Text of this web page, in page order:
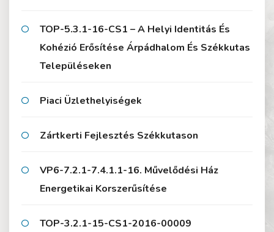
TOP-5.3.1-16-CS1 – A Helyi Identitás És
Kohézió Erősítése Árpádhalom És Székkutas
Településeken
Piaci Üzlethelyiségek
Zártkerti Fejlesztés Székkutason
VP6-7.2.1-7.4.1.1-16. Művelődési Ház
Energetikai Korszerűsítése
TOP-3.2.1-15-CS1-2016-00009